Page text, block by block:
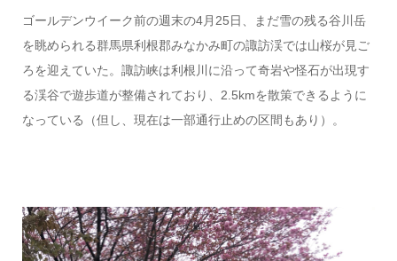
ゴールデンウイーク前の週末の4月25日、まだ雪の残る谷川岳
を眺められる群馬県利根郡みなかみ町の諏訪渓では山桜が見ご
ろを迎えていた。諏訪峡は利根川に沿って奇岩や怪石が出現す
る渓谷で遊歩道が整備されており、 2.5kmを散策できるように
なっている（但し、現在は一部通行止めの区間もあり）。